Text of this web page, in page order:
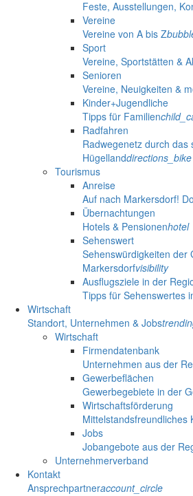
Feste, Ausstellungen,
Vereine
Vereine von A bis Z
Sport
Vereine, Sportstätten &
Senioren
Vereine, Neuigkeiten &
Kinder+Jugendliche
Tipps für Familien
Radfahren
Radwegenetz durch das
Hügellanddirections_bike
Tourismus
Anreise
Auf nach Markersdorf!
Übernachtungen
Hotels & Pensionenhotel
Sehenswert
Sehenswürdigkeiten der
Markersdorfvisibility
Ausflugsziele in der
Tipps für Sehenswertes
Wirtschaft
Standort, Unternehmen & Jobs
Wirtschaft
Firmendatenbank
Unternehmen aus der
Gewerbeflächen
Gewerbegebiete in der
Wirtschaftsförderung
Mittelstandsfreundliches
Jobs
Jobangebote aus der
Unternehmerverband
Kontakt
Ansprechpartneraccount_circle